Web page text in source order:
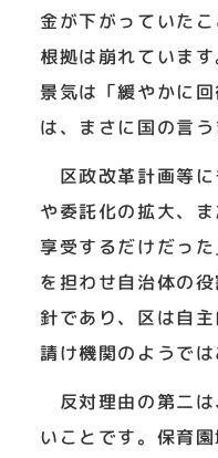
金が下がっていた
根拠は崩れていま
景気は「緩やかに
は、まさに国の言う
区政改革計画等に
や委託化の拡大、
享受するだけだっ
を担わせ自治体の
針であり、区は自
請け機関のようでは
反対理由の第二は
いことです。保育